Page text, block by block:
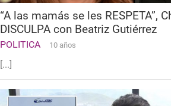
“A las mamás se les RESPETA”,
DISCULPA con Beatriz Gutiérrez
POLITICA 10 años
[...]